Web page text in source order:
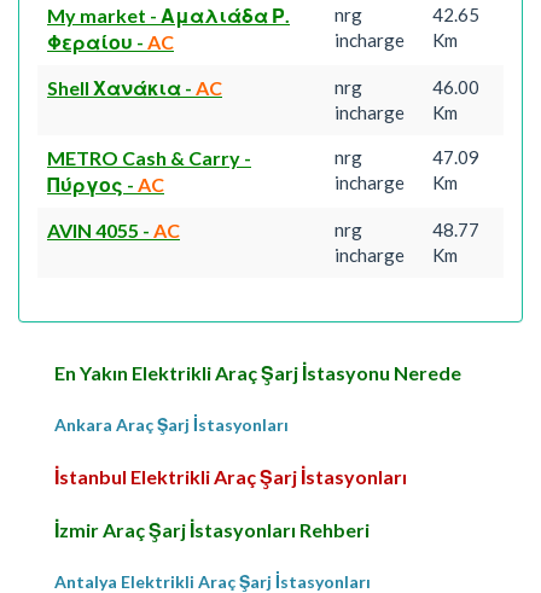
My market - Αμαλιάδα Ρ.
Φεραίου - AC
nrg
incharge
42.65
Km
Shell Χανάκια - AC
nrg
incharge
46.00
Km
METRO Cash & Carry -
Πύργος - AC
nrg
incharge
47.09
Km
AVIN 4055 - AC
nrg
incharge
48.77
Km
En Yakın Elektrikli Araç Şarj İstasyonu Nerede
Ankara Araç Şarj İstasyonları
İstanbul Elektrikli Araç Şarj İstasyonları
İzmir Araç Şarj İstasyonları Rehberi
Antalya Elektrikli Araç Şarj İstasyonları